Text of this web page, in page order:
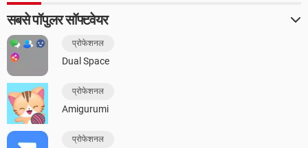
सबसे पॉपुलर सॉफ्टवेयर
प्रोफेशनल
Dual Space
प्रोफेशनल
Amigurumi
प्रोफेशनल